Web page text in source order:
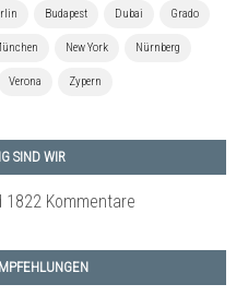
Budapest Dubai Grado
New York Nürnberg
Verona Zypern
SIND WIR
1822 Kommentare